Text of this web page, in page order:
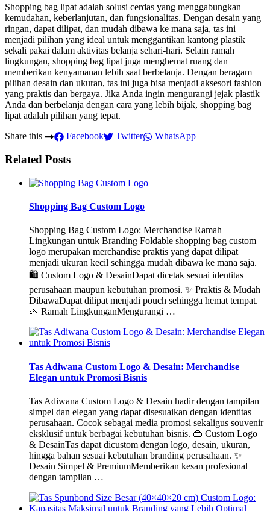
Shopping bag lipat adalah solusi cerdas yang menggabungkan
kemudahan, keberlanjutan, dan fungsionalitas. Dengan desain yang
ringan, dapat dilipat, dan mudah dibawa ke mana saja, tas ini
menjadi pilihan yang ideal untuk menggantikan kantong plastik
sekali pakai dalam aktivitas belanja sehari-hari. Selain ramah
lingkungan, shopping bag lipat juga menghemat ruang dan
memberikan kenyamanan lebih saat berbelanja. Dengan beragam
pilihan desain dan ukuran, tas ini juga bisa menjadi aksesori fashion
yang praktis dan bergaya. Jika Anda ingin mengurangi jejak plastik
Anda dan berbelanja dengan cara yang lebih bijak, shopping bag
lipat adalah pilihan yang tepat.
Share this
Facebook Twitter WhatsApp
Related Posts
Shopping Bag Custom Logo
Shopping Bag Custom Logo: Merchandise Ramah
Lingkungan untuk Branding Foldable shopping bag custom
logo merupakan merchandise praktis yang dapat dilipat
menjadi ukuran kecil sehingga mudah dibawa ke mana saja.
🛍️ Custom Logo & DesainDapat dicetak sesuai identitas
perusahaan maupun kebutuhan promosi. ✨ Praktis & Mudah
DibawaDapat dilipat menjadi pouch sehingga hemat tempat.
🌿 Ramah LingkunganMengurangi …
Tas Adiwana Custom Logo & Desain: Merchandise
Elegan untuk Promosi Bisnis
Tas Adiwana Custom Logo & Desain hadir dengan tampilan
simpel dan elegan yang dapat disesuaikan dengan identitas
perusahaan. Cocok sebagai media promosi sekaligus souvenir
eksklusif untuk berbagai kebutuhan bisnis. 👜 Custom Logo
& DesainTas dapat dicustom dengan logo, desain, ukuran,
hingga bahan sesuai kebutuhan branding perusahaan. ✨
Desain Simpel & PremiumMemberikan kesan profesional
dengan tampilan …